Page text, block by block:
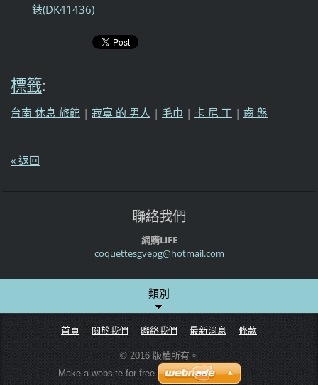
錶(DK41436)
標籤:
台南 休息 旅館 | 寂寞 的 男人 | 毛巾 | 卡 尼 丁 | 齒 盤
« 返回
聯絡我們
網購LIFE
coquettesgvepg@hotmail.com
類別
首頁 關於我們 聯絡我們 最新消息 條款
© 2016 版權所有。
Make a website for free